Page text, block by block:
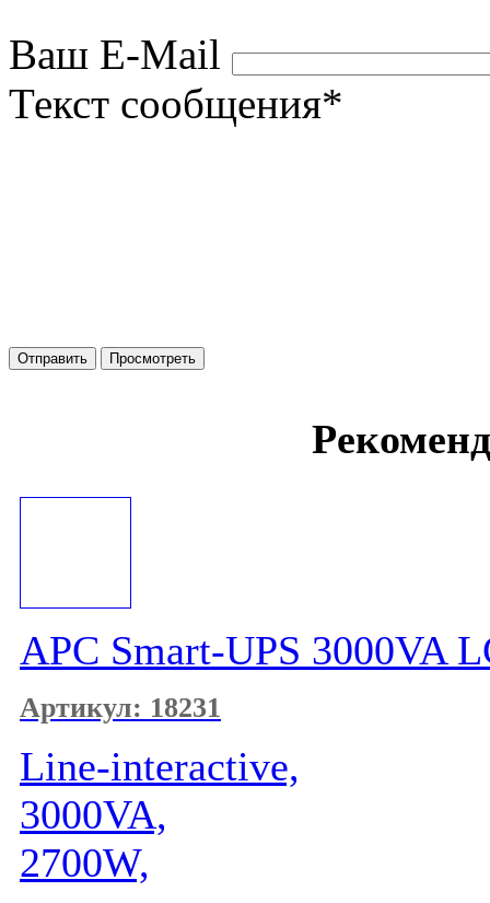
Ваш E-Mail
Текст сообщения*
APC Smart-UPS 3000VA
Артикул: 18231
Line-interactive,
3000VA,
2700W,